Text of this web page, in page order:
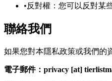
•反對權：您可以反對某
聯絡我們
如果您對本隱私政策或我們的
電子郵件：privacy [at]